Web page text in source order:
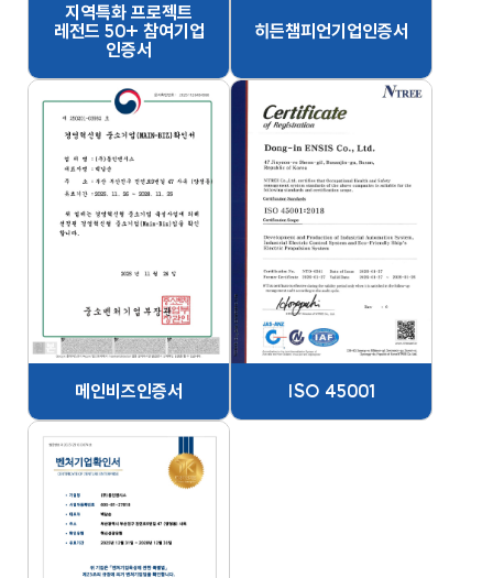
지역특화 프로젝트
레전드 50+ 참여기업
인증서
히든챔피언기업인증서
메인비즈인증서 ISO 45001